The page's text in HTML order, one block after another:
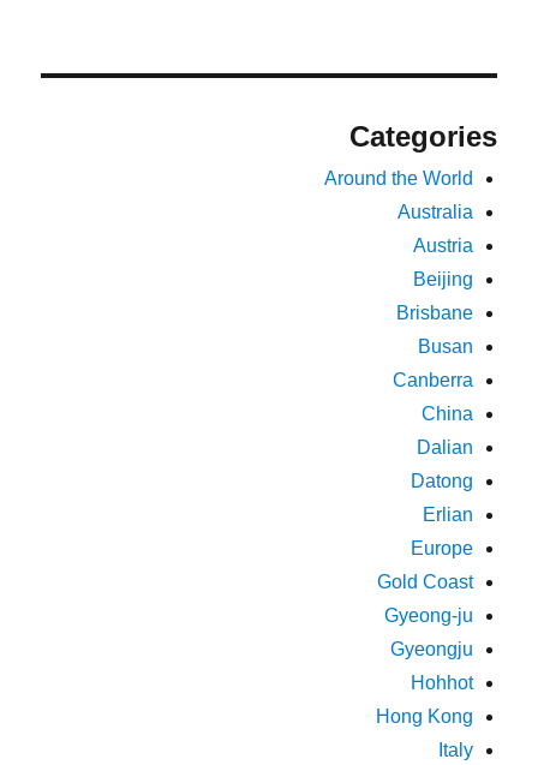
Categories
Around the World
Australia
Austria
Beijing
Brisbane
Busan
Canberra
China
Dalian
Datong
Erlian
Europe
Gold Coast
Gyeong-ju
Gyeongju
Hohhot
Hong Kong
Italy